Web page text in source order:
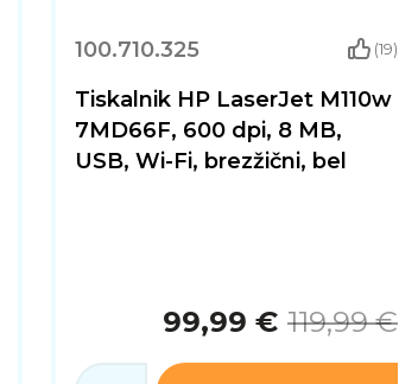
100.710.325 (19)
Tiskalnik HP LaserJet M110w
7MD66F, 600 dpi, 8 MB,
USB, Wi-Fi, brezžični, bel
99,99 € 119,99 €